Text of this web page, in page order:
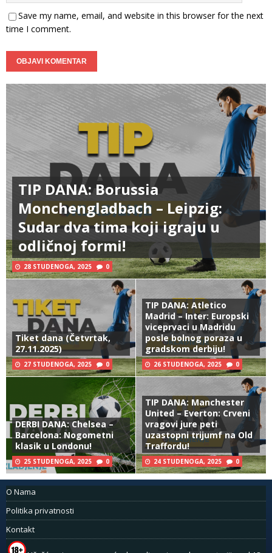
Save my name, email, and website in this browser for the next
time I comment.
TIP DANA: Borussia
Monchengladbach – Leipzig:
Sudar dva tima koji igraju u
odličnoj formi!
28 STUDENOGA, 2025 0
Tiket dana (Četvrtak,
27.11.2025)
27 STUDENOGA, 2025 0
TIP DANA: Atletico
Madrid – Inter: Europski
viceprvaci u Madridu
posle bolnog poraza u
gradskom derbiju!
26 STUDENOGA, 2025 0
DERBI DANA: Chelsea –
Barcelona: Nogometni
klasik u Londonu!
25 STUDENOGA, 2025 0
TIP DANA: Manchester
United – Everton: Crveni
vragovi jure peti
uzastopni trijumf na Old
Traffordu!
24 STUDENOGA, 2025 0
O Nama
Politika privatnosti
Kontakt